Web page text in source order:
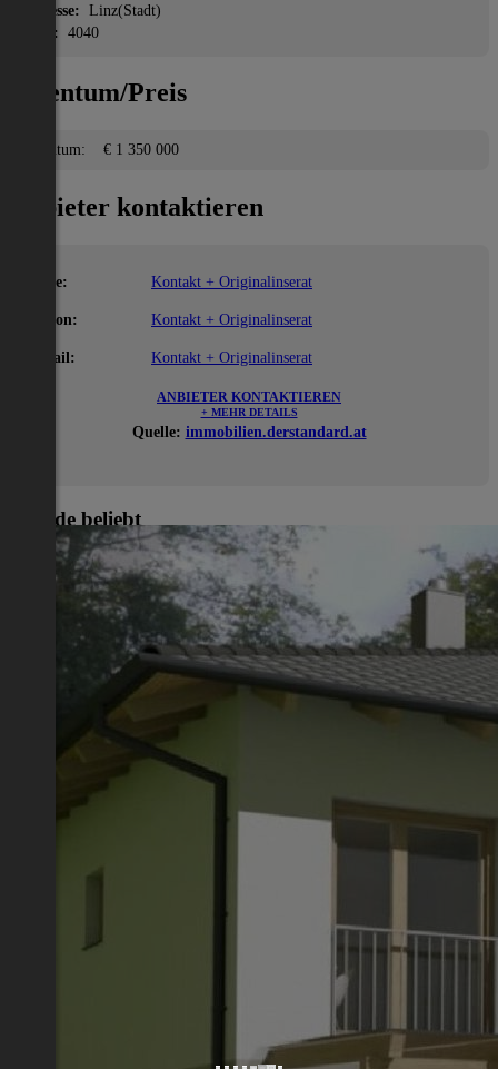
Adresse: Linz(Stadt)
PLZ:
4040
Eigentum/Preis
Eigentum: € 1 350 000
Anbieter kontaktieren
Name: Kontakt + Originalinserat
Telefon: Kontakt + Originalinserat
E-Mail: Kontakt + Originalinserat
ANBIETER KONTAKTIEREN
+ MEHR DETAILS
Quelle: immobilien.derstandard.at
Gerade beliebt